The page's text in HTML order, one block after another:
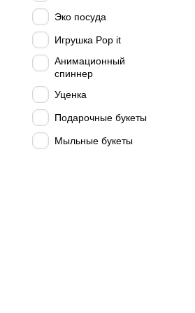
Эко посуда
Игрушка Рop it
Анимационный
спиннер
Уценка
Подарочные букеты
Мыльные букеты